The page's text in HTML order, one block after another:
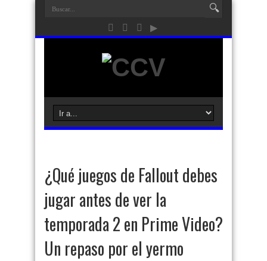
¿Qué juegos de Fallout debes
jugar antes de ver la
temporada 2 en Prime Video?
Un repaso por el yermo